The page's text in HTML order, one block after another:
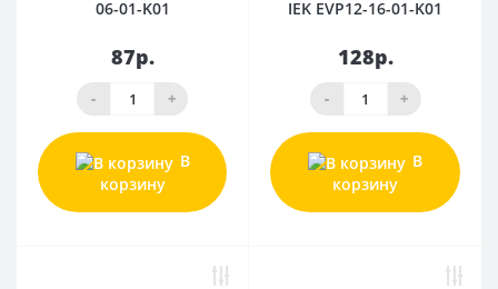
06-01-K01
87р.
- +
В
корзину
IEK EVP12-16-01-K01
128р.
- +
В
корзину